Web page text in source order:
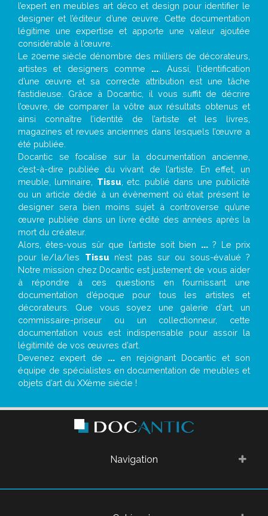
l’expert en meubles art déco et design pour identifier le
designer et l’éditeur d’une œuvre. Cette documentation
légitime une expertise et apporte une valeur ajoutée
considérable à l’œuvre.
Le 20eme siècle dénombre des milliers de décorateurs,
artistes et designers comme ... . Aussi, l’identification
d’une œuvre et sa correcte attribution est une tâche
fastidieuse. Grâce à Docantic, il vous suffit de décrire
l’œuvre, de comparer la vôtre aux résultats obtenus et
ainsi connaître l’identité de l’artiste et les livres,
magazines et revues anciennes dans lesquels l’œuvre a
été publiée.
Docantic se focalise sur la documentation ancienne,
c’est-à-dire publiée du vivant de l’artiste. En effet, un
meuble, luminaire, Tissu , etc. publié dans une publicité
ou un article dédié à un évènement où était présent le
designer sera bien moins sujet à controverse qu’une
œuvre publiée dans un livre édité des années après la
mort du créateur.
Alors, êtes-vous sûr que l’artiste soit bien ...? Le prix
pour le/la/les Tissu n’est pas sur ou sous-évalué ?
Notre mission chez Docantic est justement de vous aider
à répondre à ces questions en fournissant une
documentation d’époque pour tous les artistes et
décorateurs. Que vous soyez une galerie d’art, un
commissaire-priseur ou un collectionneur, cette
documentation vous est indispensable pour assoir la
légitimité de vos œuvres d’art.
Devenez expert de ... en rejoignant Docantic et son
équipe de spécialistes en documentation de meubles et
objets d’art du XXème siècle !
Navigation